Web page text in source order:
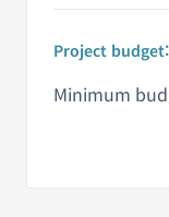
Project budget:
Minimum